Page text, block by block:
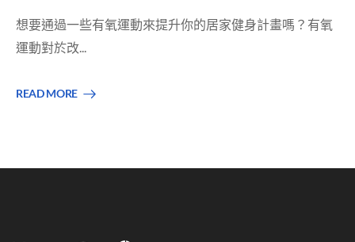
想要通過一些有氧運動來提升你的居家健身計畫嗎？有氧
運動對於改...
READ MORE